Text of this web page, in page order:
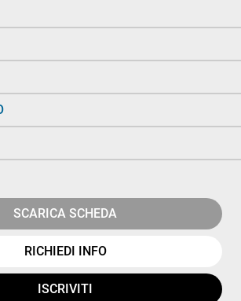
SCARICA SCHEDA
RICHIEDI INFO
ISCRIVITI